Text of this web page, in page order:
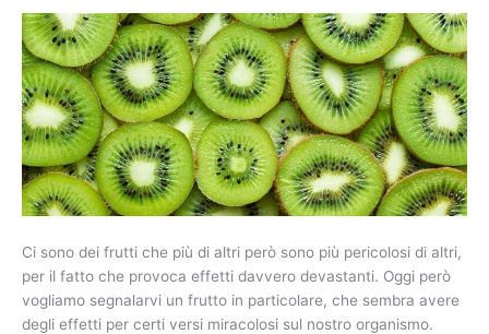
Ci sono dei frutti che più di altri però sono più pericolosi di altri,
per il fatto che provoca effetti davvero devastanti. Oggi però
vogliamo segnalarvi un frutto in particolare, che sembra avere
degli effetti per certi versi miracolosi sul nostro organismo.